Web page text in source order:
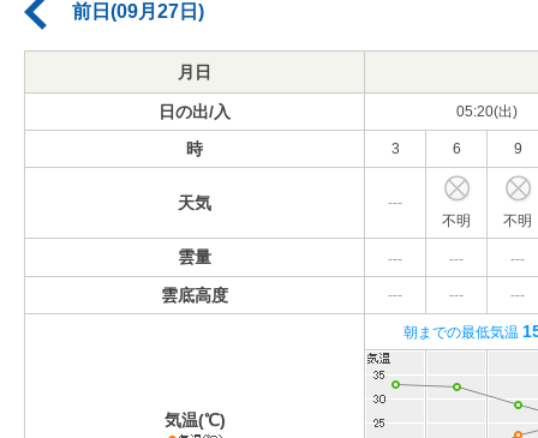
前日(09月27日)
月日
日の出/入 05:20(出)
時 3 6 9
天気
---
不明
不明
雲量 --- --- ---
雲底高度 --- --- ---
気温(℃)
朝までの最低気温